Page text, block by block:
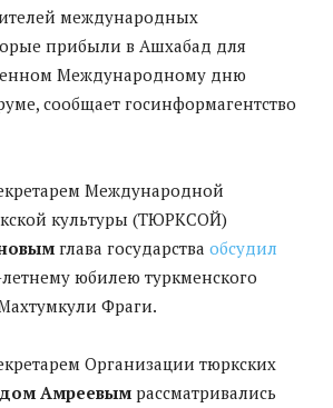
международных
прибыли в Ашхабад для
Международному дню
сообщает госинформагентство
Международной
культуры (ТЮРКСОЙ)
глава государства обсудил
юбилею туркменского
Фраги.
Организации тюркских
Амреевым рассматривались